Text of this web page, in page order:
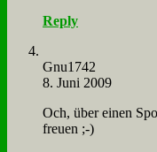
Reply
Gnu1742
8. Juni 2009
Och, über ei­nen
freu­en ;-)